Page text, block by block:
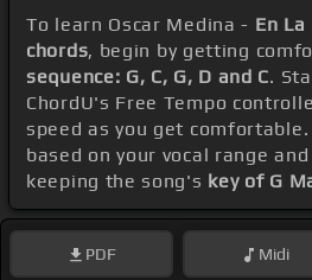
To learn Oscar Medina - En
chords, begin by getting
sequence: G, C, G, D and C.
ChordU's Free Tempo
speed as you get
based on your vocal range
keeping the song's key of G
PDF Midi